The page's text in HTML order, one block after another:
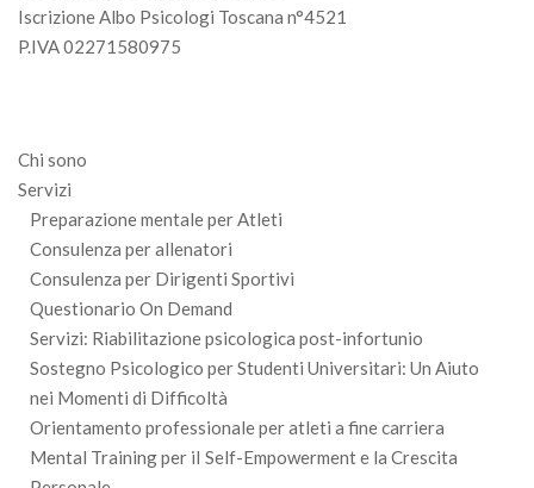
Iscrizione Albo Psicologi Toscana n°4521
P.IVA 02271580975
Chi sono
Servizi
Preparazione mentale per Atleti
Consulenza per allenatori
Consulenza per Dirigenti Sportivi
Questionario On Demand
Servizi: Riabilitazione psicologica post-infortunio
Sostegno Psicologico per Studenti Universitari: Un Aiuto
nei Momenti di Difficoltà
Orientamento professionale per atleti a fine carriera
Mental Training per iI Self-Empowerment e la Crescita